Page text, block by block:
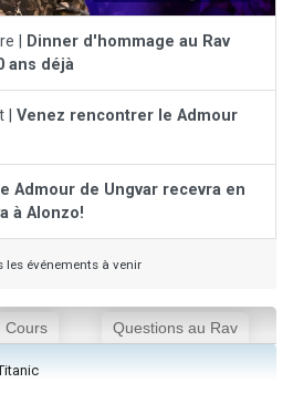
|
Dinner d'hommage au Rav
ans déjà
Venez rencontrer le Admour
Admour de Ungvar recevra en
à Alonzo!
les événements à venir
Cours Questions au Rav